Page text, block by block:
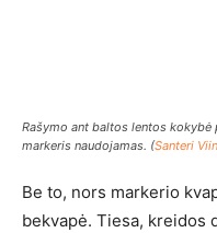
Rašymo ant baltos lentos
markeris naudojamas. (Santeri
Be to, nors markerio
bekvapė. Tiesa, kreidos